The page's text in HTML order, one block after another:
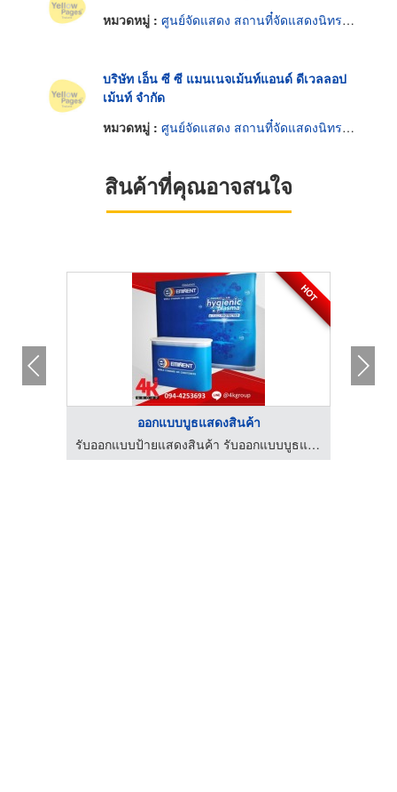
หมวดหมู่ : ศูนย์จัดแสดง สถานที๋จัดแสดงนิทรรศการ
บริษัท เอ็น ซี ซี แมนเนจเม้นท์แอนด์ ดีเวลลอป
เม้นท์ จำกัด
หมวดหมู่ : ศูนย์จัดแสดง สถานที๋จัดแสดงนิทรรศการ
สินค้าที่คุณอาจสนใจ
HOT
ออกแบบบูธแสดงสินค้า
รับออกแบบป้ายแสดงสินค้า รับออกแบบบูธแสดงสินค้า 4kgroup